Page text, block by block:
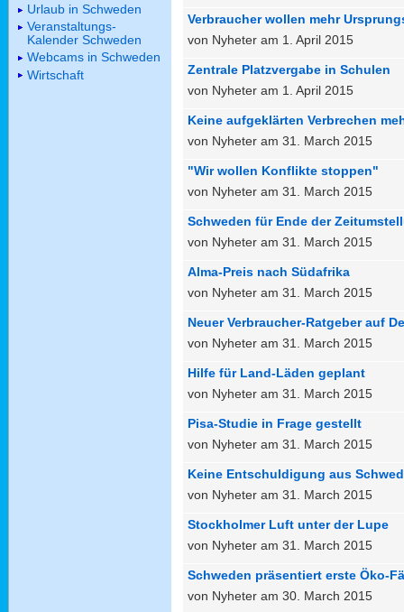
Verbraucher wollen mehr
von Nyheter am 1. April 2015
Zentrale Platzvergabe in Schulen
von Nyheter am 1. April 2015
Keine aufgeklärten Verbrechen
von Nyheter am 31. March 2015
"Wir wollen Konflikte stoppen"
von Nyheter am 31. March 2015
Schweden für Ende der
von Nyheter am 31. March 2015
Alma-Preis nach Südafrika
von Nyheter am 31. March 2015
Neuer Verbraucher-Ratgeber auf
von Nyheter am 31. March 2015
Hilfe für Land-Läden geplant
von Nyheter am 31. March 2015
Pisa-Studie in Frage gestellt
von Nyheter am 31. March 2015
Keine Entschuldigung aus
von Nyheter am 31. March 2015
Stockholmer Luft unter der Lupe
von Nyheter am 31. March 2015
Schweden präsentiert erste Öko-
von Nyheter am 30. March 2015
Urlaub in Schweden
Veranstaltungs-
Kalender Schweden
Webcams in Schweden
Wirtschaft